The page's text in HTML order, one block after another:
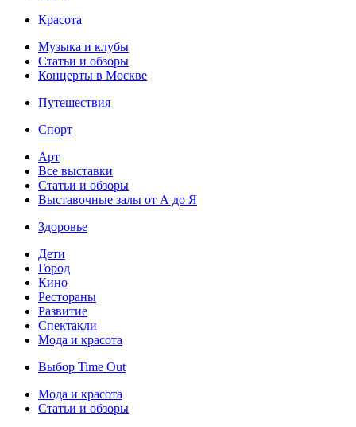
Красота
Музыка и клубы
Статьи и обзоры
Концерты в Москве
Путешествия
Спорт
Арт
Все выставки
Статьи и обзоры
Выставочные залы от А до Я
Здоровье
Дети
Город
Кино
Рестораны
Развитие
Спектакли
Мода и красота
Выбор Time Out
Мода и красота
Статьи и обзоры